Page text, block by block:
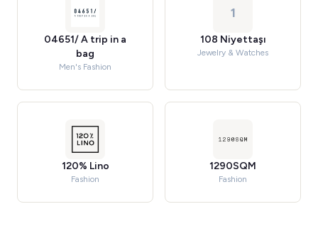
04651/ A trip in a
bag
Men's Fashion
1
108 Niyettaşı
Jewelry & Watches
120% Lino
Fashion
1290SQM
Fashion